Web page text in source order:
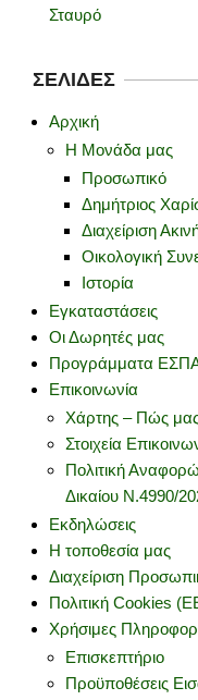
Σταυρό
ΣΕΛΊΔΕΣ
Αρχική
Η Μονάδα μας
Προσωπικό
Δημήτριος
Διαχείριση
Οικολογική
Ιστορία
Εγκαταστάσεις
Οι Δωρητές μας
Προγράμματα
Επικοινωνία
Χάρτης – Πώς μας
Στοιχεία
Πολιτική
Δικαίου Ν.4990/
Εκδηλώσεις
Η τοποθεσία μας
Διαχείριση
Πολιτική Cookies
Χρήσιμες
Επισκεπτήριο
Προϋποθέσεις